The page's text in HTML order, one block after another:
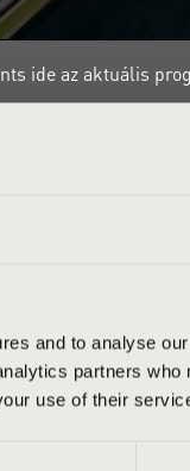
and to analyse
partners who
use of their
ide az aktuális